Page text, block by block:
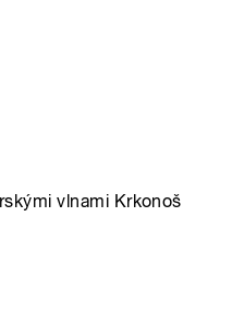
vlnami Krkonoš